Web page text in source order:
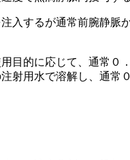
入するが通常前腕静脈
目的に応じて、通常０
射用水で溶解し、通常